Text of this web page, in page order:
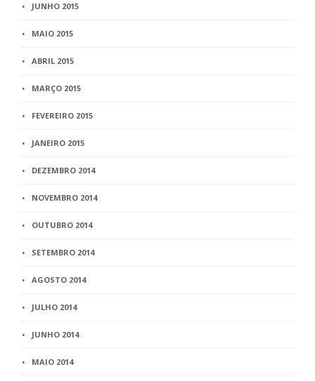
JUNHO 2015
MAIO 2015
ABRIL 2015
MARÇO 2015
FEVEREIRO 2015
JANEIRO 2015
DEZEMBRO 2014
NOVEMBRO 2014
OUTUBRO 2014
SETEMBRO 2014
AGOSTO 2014
JULHO 2014
JUNHO 2014
MAIO 2014